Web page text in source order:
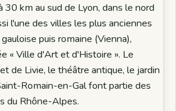
30 km au sud de Lyon, dans le nord
l'une des villes les plus anciennes
puis romaine (Vienna),
« Ville d'Art et d'Histoire ». Le
de Livie, le théâtre antique, le jardin
Romain-en-Gal font partie des
du Rhône-Alpes.